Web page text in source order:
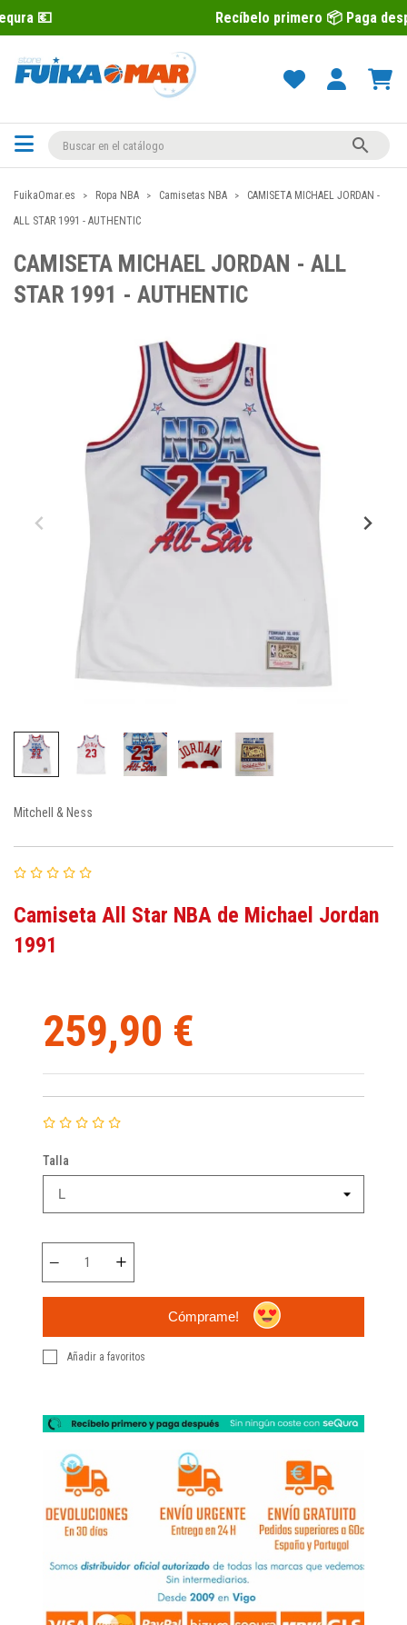
Recíbelo primero 📦 Paga después con

FuikaOmar.es Ropa NBA Camisetas NBA
CAMISETA MICHAEL JORDAN -
ALL STAR 1991 - AUTHENTIC
CAMISETA MICHAEL JORDAN - ALL
STAR 1991 - AUTHENTIC
Mitchell & Ness
Camiseta All Star NBA de Michael Jordan
1991
259,90 €
Talla
Cómprame!
Añadir a favoritos